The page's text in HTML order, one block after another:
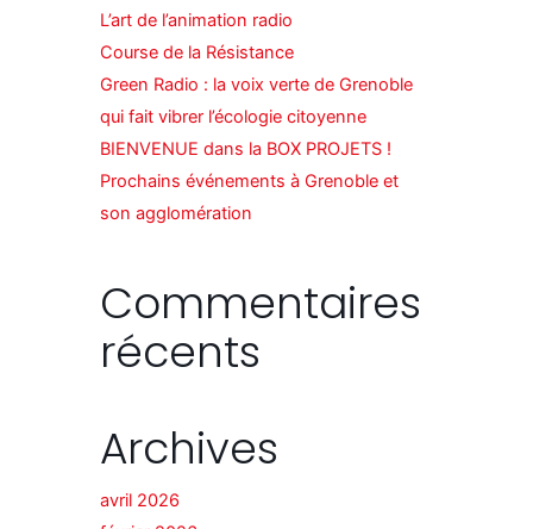
L’art de l’animation radio
Course de la Résistance
Green Radio : la voix verte de Grenoble
qui fait vibrer l’écologie citoyenne​
BIENVENUE dans la BOX PROJETS !
Prochains événements à Grenoble et
son agglomération
Commentaires
récents
Archives
avril 2026